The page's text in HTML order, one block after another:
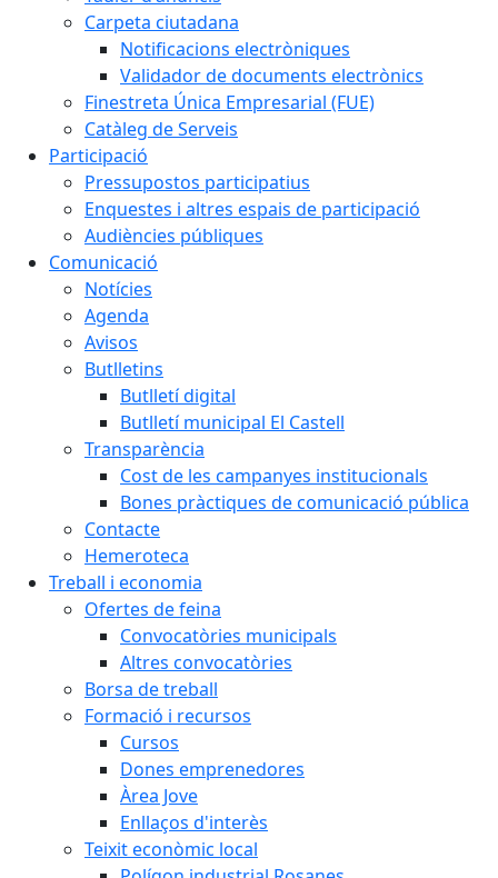
Carpeta ciutadana
Notificacions electròniques
Validador de documents electrònics
Finestreta Única Empresarial (FUE)
Catàleg de Serveis
Participació
Pressupostos participatius
Enquestes i altres espais de participació
Audiències públiques
Comunicació
Notícies
Agenda
Avisos
Butlletins
Butlletí digital
Butlletí municipal El Castell
Transparència
Cost de les campanyes institucionals
Bones pràctiques de comunicació pública
Contacte
Hemeroteca
Treball i economia
Ofertes de feina
Convocatòries municipals
Altres convocatòries
Borsa de treball
Formació i recursos
Cursos
Dones emprenedores
Àrea Jove
Enllaços d'interès
Teixit econòmic local